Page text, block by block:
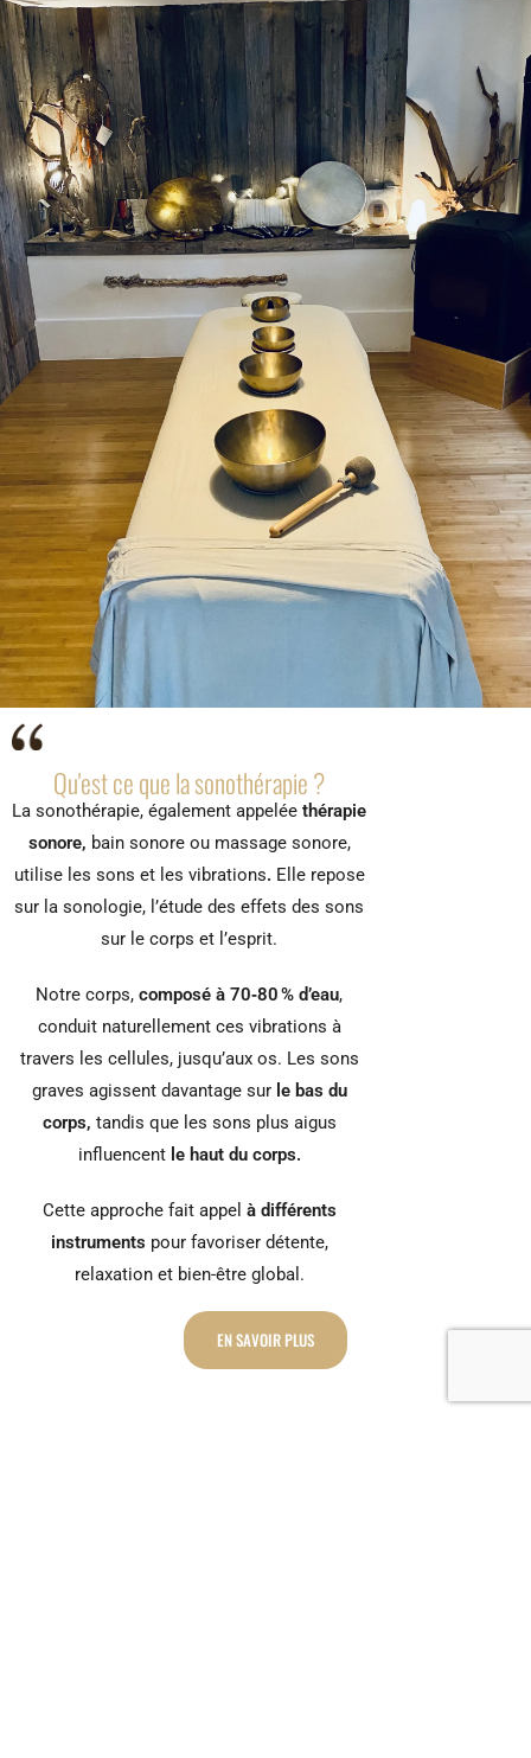
Qu'est ce que la sonothérapie ?
La sonothérapie, également appeléethérapie
sonore, bain sonore ou massage sonore,
utilise les sons et les vibrations. Elle repose
sur la sonologie, l’étude des effets des sons
sur le corps et l’esprit.
Notre corps,composé à 70‑80 % d’eau,
conduit naturellement ces vibrations à
travers les cellules, jusqu’aux os. Les sons
graves agissent davantage sur le bas du
corps, tandis que les sons plus aigus
influencent le haut du corps.
Cette approche fait appel à différents
instruments pour favoriser détente,
relaxation et bien-être global.
EN SAVOIR PLUS